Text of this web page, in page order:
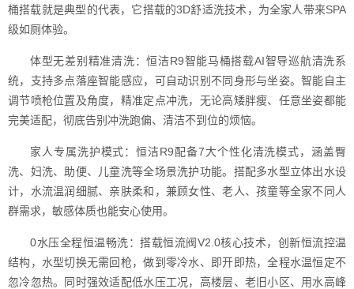
桶搭载就是典型的代表，它搭载的3D舒适洗技术，为全家人带来SPA
级如厕体验。
体型无差别精准清洗：恒洁R9智能马桶搭载AI智导巡航清洗系
统，支持多点落座智能感应，可自动识别不同身形与坐姿。智能自主
调节喷枪位置及角度，精准定点冲洗，无论高矮胖瘦、任意坐姿都能
完美适配，彻底告别冲洗跑偏、清洁不到位的烦恼。
家人专属洗护模式：恒洁R9配备7大个性化清洗模式，涵盖臀
洗、妇洗、助便、儿童洗等全场景洗护功能。搭配多水型立体出水设
计，水流温润细腻、亲肤柔和，兼顾女性、老人、孩童等全家不同人
群需求，敏感体质也能安心使用。
0水压全程恒温畅洗：搭载恒流阀V2.0核心技术，创新恒流控温
结构，水型切换无需回枪，做到零冷水、即开即热，全程水温恒定不
忽冷忽热。同时强效适配低水压工况，高楼层、老旧小区、用水高峰